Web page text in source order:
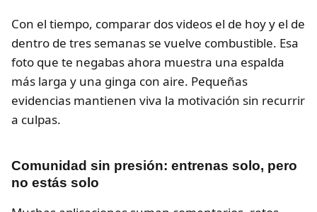
Con el tiempo, comparar dos videos el de hoy y el de
dentro de tres semanas se vuelve combustible. Esa
foto que te negabas ahora muestra una espalda
más larga y una ginga con aire. Pequeñas
evidencias mantienen viva la motivación sin recurrir
a culpas.
Comunidad sin presión: entrenas solo, pero
no estás solo